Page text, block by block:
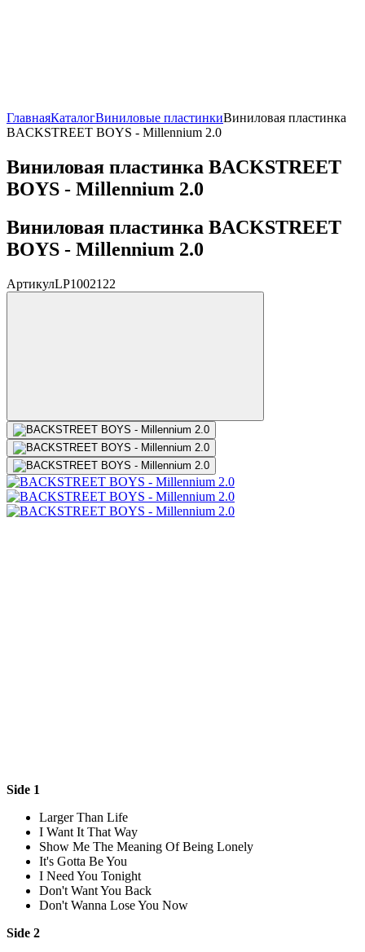
ГлавнаяКаталогВиниловые пластинкиВиниловая пластинка
BACKSTREET BOYS - Millennium 2.0
Виниловая пластинка BACKSTREET
BOYS - Millennium 2.0
Виниловая пластинка BACKSTREET
BOYS - Millennium 2.0
АртикулLP1002122
Side 1
Larger Than Life
I Want It That Way
Show Me The Meaning Of Being Lonely
It's Gotta Be You
I Need You Tonight
Don't Want You Back
Don't Wanna Lose You Now
Side 2